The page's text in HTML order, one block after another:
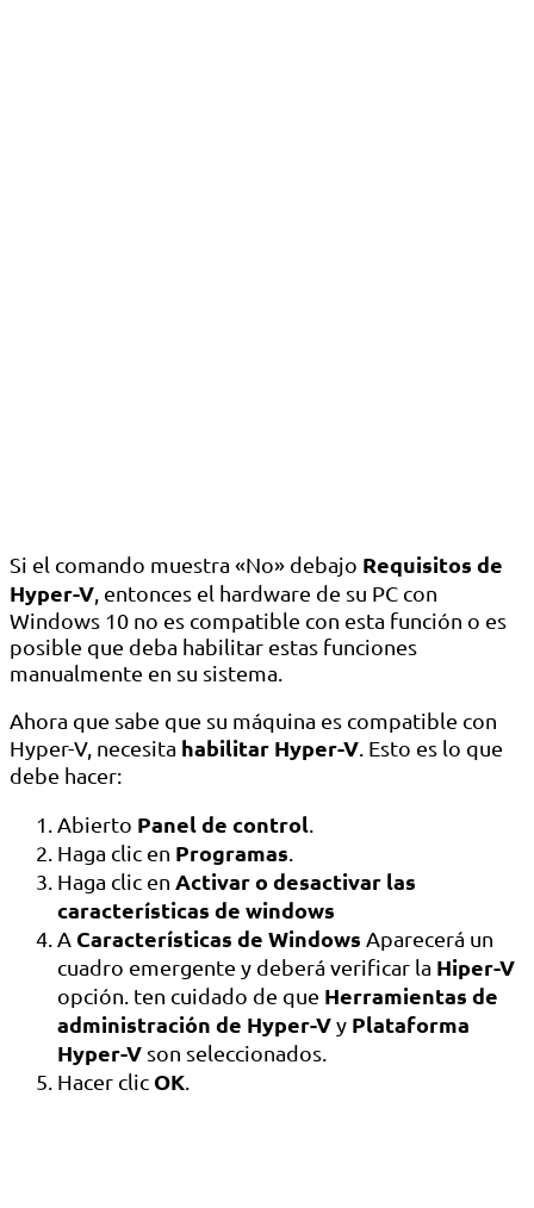
Si el comando muestra «No» debajo Requisitos de
Hyper-V , entonces el hardware de su PC con
Windows 10 no es compatible con esta función o es
posible que deba habilitar estas funciones
manualmente en su sistema.
Ahora que sabe que su máquina es compatible con
Hyper-V, necesita habilitar Hyper-V . Esto es lo que
debe hacer:
Abierto Panel de control
Haga clic en Programas
Haga clic en Activar o desactivar las
características de windows
A Características de Windows Aparecerá un
cuadro emergente y deberá verificar la Hiper-V
opción. ten cuidado de que Herramientas de
administración de Hyper-Vy Plataforma
Hyper-V son seleccionados.
Hacer clic OK